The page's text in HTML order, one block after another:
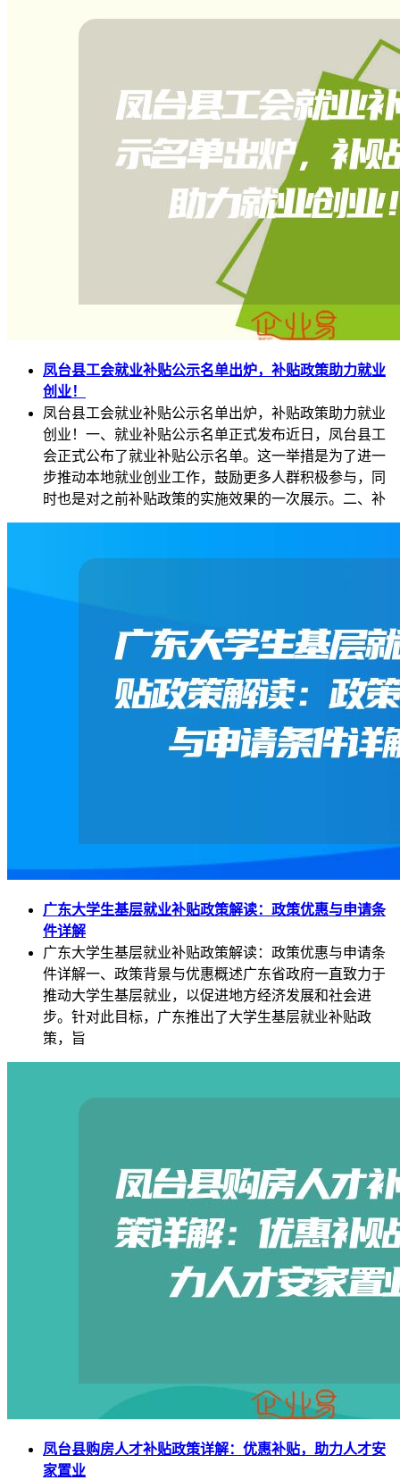
凤台县工会就业补贴公示名单出炉，补贴政策助力就业
创业！
凤台县工会就业补贴公示名单出炉，补贴政策助力就业
创业！一、就业补贴公示名单正式发布近日，凤台县工
会正式公布了就业补贴公示名单。这一举措是为了进一
步推动本地就业创业工作，鼓励更多人群积极参与，同
时也是对之前补贴政策的实施效果的一次展示。二、补
广东大学生基层就业补贴政策解读：政策优惠与申请条
件详解
广东大学生基层就业补贴政策解读：政策优惠与申请条
件详解一、政策背景与优惠概述广东省政府一直致力于
推动大学生基层就业，以促进地方经济发展和社会进
步。针对此目标，广东推出了大学生基层就业补贴政
策，旨
凤台县购房人才补贴政策详解：优惠补贴，助力人才安
家置业